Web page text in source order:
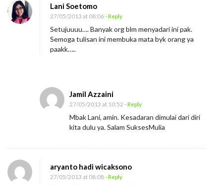
n
a
n
Lani Soetomo
27/05/2013 at 08:06- Reply
Setujuuuu…. Banyak org blm menyadari ini pak.
Semoga tulisan ini membuka mata byk orang ya
paakk…..
Jamil Azzaini
27/05/2013 at 10:52 - Reply
Mbak Lani, amin. Kesadaran dimulai dari diri
kita dulu ya. Salam SuksesMulia
aryanto hadi wicaksono
27/05/2013 at 08:08- Reply